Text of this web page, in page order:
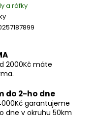
a ráfky
2000Kč máte
do 2-ho dne
garantujeme
dne v okruhu 50km